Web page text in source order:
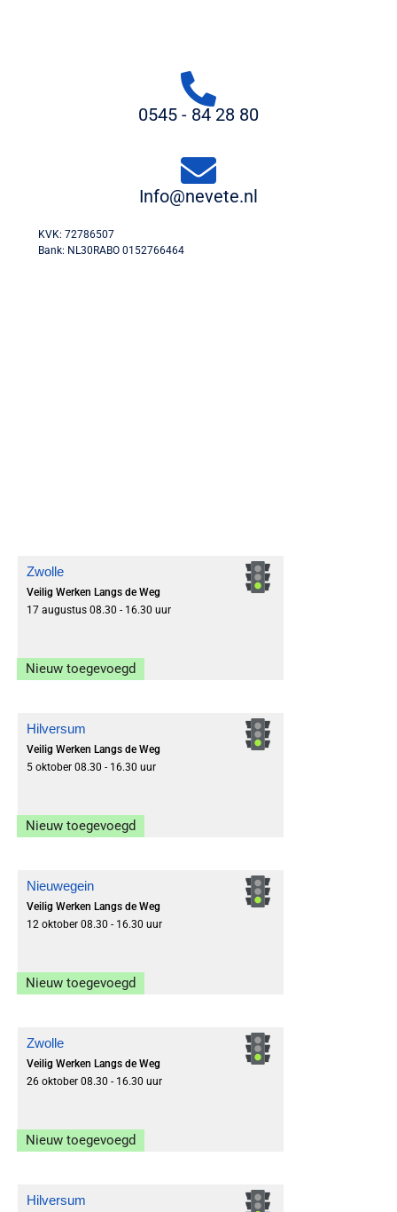
0545 - 84 28 80
Info@nevete.nl
KVK: 72786507
Bank: NL30RABO 0152766464
Nieuw toegevoegd
Zwolle
Veilig Werken Langs de Weg
17 augustus 08.30 - 16.30 uur
Inschrijven
Nieuw toegevoegd
Hilversum
Veilig Werken Langs de Weg
5 oktober 08.30 - 16.30 uur
Inschrijven
Nieuw toegevoegd
Nieuwegein
Veilig Werken Langs de Weg
12 oktober 08.30 - 16.30 uur
Inschrijven
Nieuw toegevoegd
Zwolle
Veilig Werken Langs de Weg
26 oktober 08.30 - 16.30 uur
Inschrijven
Hilversum